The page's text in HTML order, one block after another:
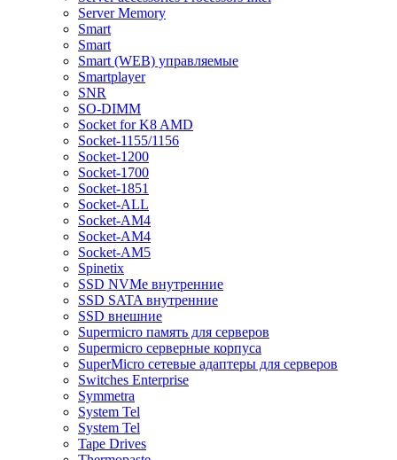
Server Memory
Smart
Smart
Smart (WEB) управляемые
Smartplayer
SNR
SO-DIMM
Socket for K8 AMD
Socket-1155/1156
Socket-1200
Socket-1700
Socket-1851
Socket-ALL
Socket-AM4
Socket-AM4
Socket-AM5
Spinetix
SSD NVMe внутренние
SSD SATA внутренние
SSD внешние
Supermicro память для серверов
Supermicro серверные корпуса
SuperMicro сетевые адаптеры для серверов
Switches Enterprise
Symmetra
System Tel
System Tel
Tape Drives